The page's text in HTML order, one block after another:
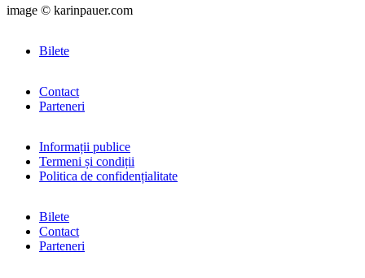
image © karinpauer.com
Bilete
Contact
Parteneri
Informații publice
Termeni și condiții
Politica de confidențialitate
Bilete
Contact
Parteneri